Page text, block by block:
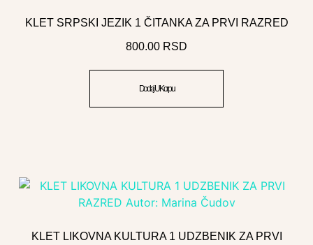
KLET SRPSKI JEZIK 1 ČITANKA ZA PRVI RAZRED
800.00 RSD
Dodaj U Korpu
KLET LIKOVNA KULTURA 1 UDZBENIK ZA PRVI